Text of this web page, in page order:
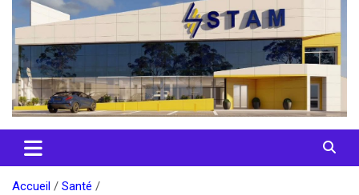
Accueil
Santé